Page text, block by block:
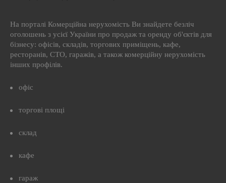
На порталі Комерційна нерухомість Ви знайдете безліч
оголошень з усієї України про продаж та оренду об'єктів для
бізнесу: офісів, складів, торгових приміщень, кафе,
ресторанів, СТО, гаражів, а також комерційну нерухомість
інших профілів.
офіс
торгові площі
склад
кафе
гараж